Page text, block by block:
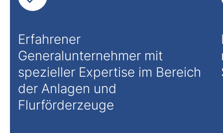
Erfahrener
Generalunternehmer mit
spezieller Expertise im Bereich
der Anlagen und
Flurförderzeuge